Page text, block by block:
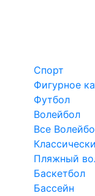
Спорт
Фигурное
Футбол
Волейбол
Все
Пляжный
Баскетбол
Бассейн